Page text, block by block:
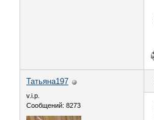
Татьяна197
v.i.p.
Сообщений: 8273